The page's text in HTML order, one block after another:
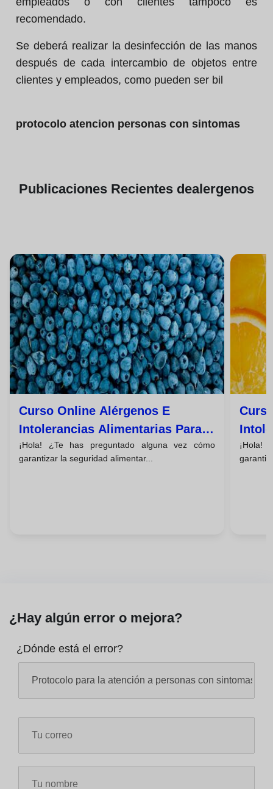
recomendado.
Se deberá realizar la desinfección de las manos
después de cada intercambio de objetos entre
clientes y empleados, como pueden ser bil
protocolo atencion personas con sintomas
Publicaciones Recientes dealergenos
Curso Online Alérgenos E
Intolerancias Alimentarias Para
Residencias
¡Hola! ¿Te has preguntado alguna vez cómo
garantizar la seguridad alimentar...
¡Hola!
¿Hay algún error o mejora?
¿Dónde está el error?